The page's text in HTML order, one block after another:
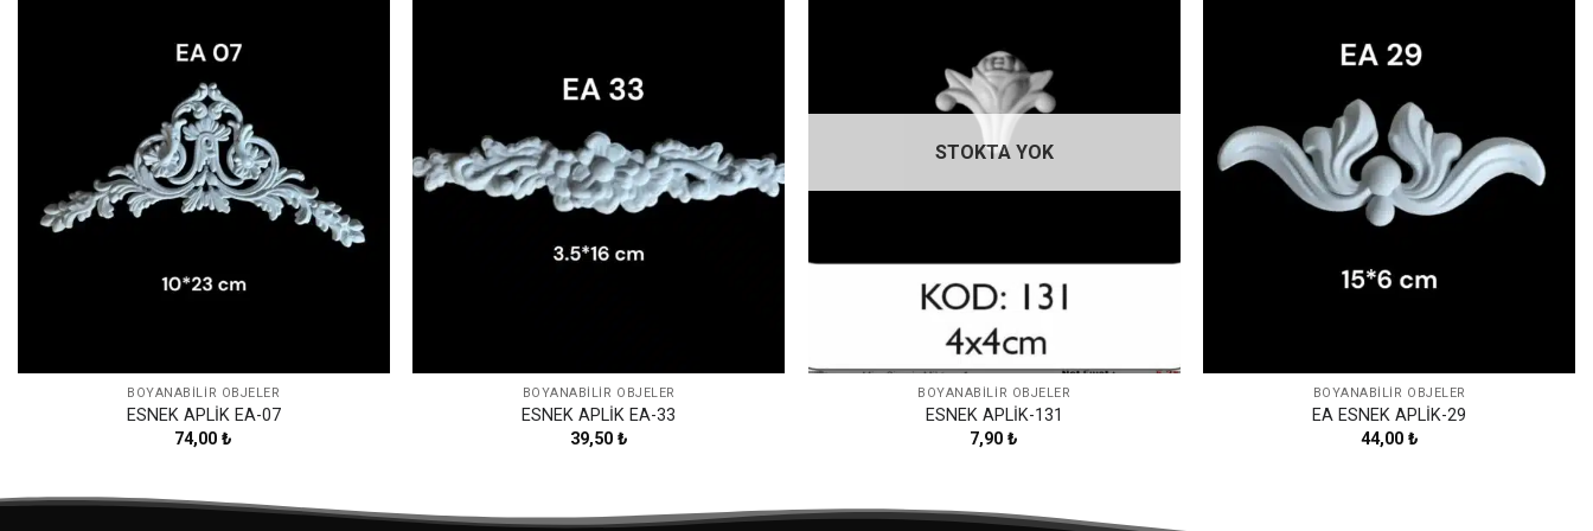
BOYANABILIR OBJELER
ESNEK APLİK EA-07
74,00₺
BOYANABILIR OBJELER
ESNEK APLİK EA-33
39,50 ₺
STOKTA YOK
BOYANABILIR OBJELER
ESNEK APLİK-131
7,90₺
BOYANABILIR OBJELER
EA ESNEK APLİK-29
44,00 ₺